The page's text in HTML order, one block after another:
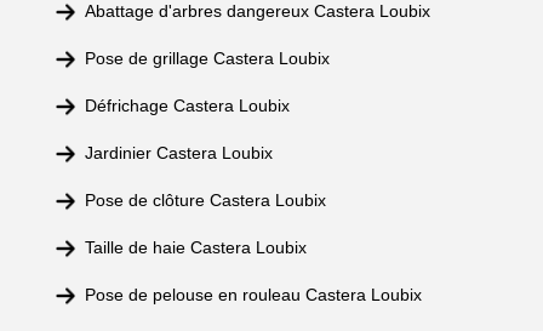
Abattage d'arbres dangereux Castera Loubix
Pose de grillage Castera Loubix
Défrichage Castera Loubix
Jardinier Castera Loubix
Pose de clôture Castera Loubix
Taille de haie Castera Loubix
Pose de pelouse en rouleau Castera Loubix